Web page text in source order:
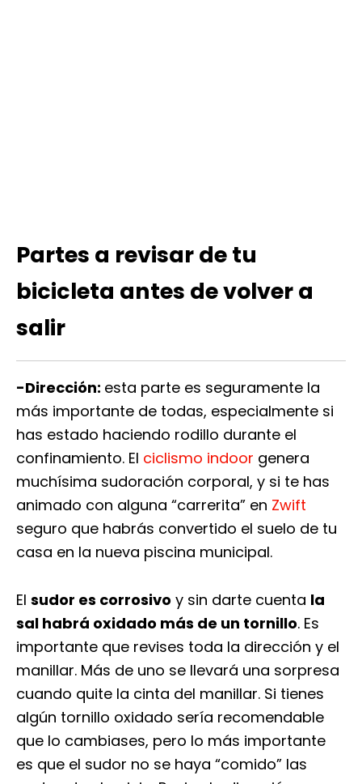
Partes a revisar de tu
bicicleta antes de volver a
salir
-Dirección: esta parte es seguramente la
más importante de todas, especialmente si
has estado haciendo rodillo durante el
confinamiento. El ciclismo indoor genera
muchísima sudoración corporal, y si te has
animado con alguna “carrerita” en Zwift
seguro que habrás convertido el suelo de tu
casa en la nueva piscina municipal.
El sudor es corrosivo y sin darte cuenta la
sal habrá oxidado más de un tornillo. Es
importante que revises toda la dirección y el
manillar. Más de uno se llevará una sorpresa
cuando quite la cinta del manillar. Si tienes
algún tornillo oxidado sería recomendable
que lo cambiases, pero lo más importante
es que el sudor no se haya “comido” las